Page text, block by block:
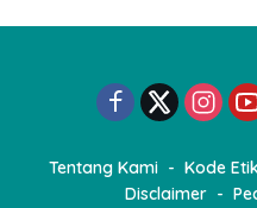
Tentang Kami Kode Etik
Disclaimer